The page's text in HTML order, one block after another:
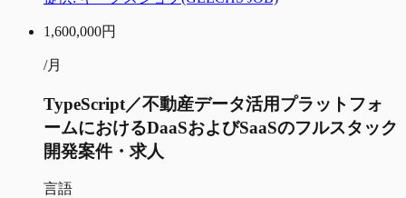
1,600,000円
/月
TypeScript／不動産データ活用プラットフォ
ームにおけるDaaSおよびSaaSのフルスタック
開発案件・求人
言語